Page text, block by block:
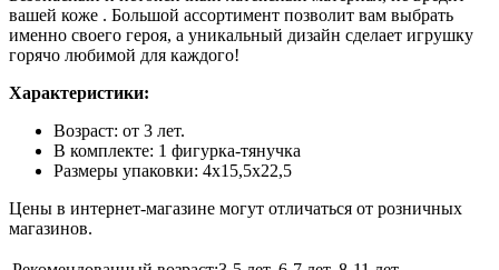
вашей коже . Большой ассортимент позволит вам выбрать
именно своего героя, а уникальный дизайн сделает игрушку
горячо любимой для каждого!
Характеристики:
Возраст: от 3 лет.
В комплекте: 1 фигурка-тянучка
Размеры упаковки: 4х15,5х22,5
Цены в интернет-магазине могут отличаться от розничных
магазинов.